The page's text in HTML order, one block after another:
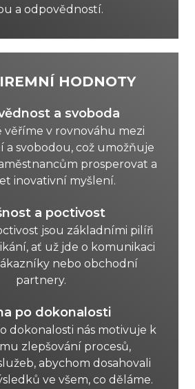
a odpovědností.
HODNOTY
a svoboda
věříme v rovnováhu mezi
a svobodou, což umožňuje
prosperovat a
inovativní myšlení.
a poctivost
jsou základními pilíři
ať už jde o komunikaci
nebo obchodní
partnery.
po dokonalosti
dokonalosti nás motivuje k
zlepšování procesů,
abychom dosahovali
ve všem, co děláme.